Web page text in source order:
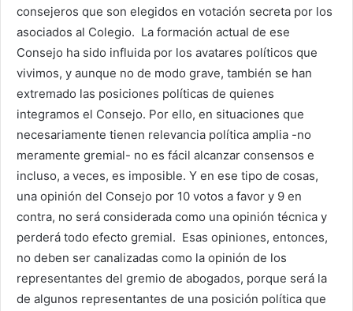
consejeros que son elegidos en votación secreta por los
asociados al Colegio. La formación actual de ese
Consejo ha sido influida por los avatares políticos que
vivimos, y aunque no de modo grave, también se han
extremado las posiciones políticas de quienes
integramos el Consejo. Por ello, en situaciones que
necesariamente tienen relevancia política amplia -no
meramente gremial- no es fácil alcanzar consensos e
incluso, a veces, es imposible. Y en ese tipo de cosas,
una opinión del Consejo por 10 votos a favor y 9 en
contra, no será considerada como una opinión técnica y
perderá todo efecto gremial. Esas opiniones, entonces,
no deben ser canalizadas como la opinión de los
representantes del gremio de abogados, porque será la
de algunos representantes de una posición política que